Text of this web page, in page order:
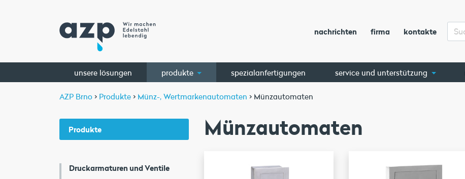
nachrichten firma kontakte
unsere lösungen produkte spezialanfertigungen service und unterstützung
AZP Brno > Produkte > Münz-, Wertmarkenautomaten > Münzautomaten
Produkte
Druckarmaturen und Ventile
Münzautomaten